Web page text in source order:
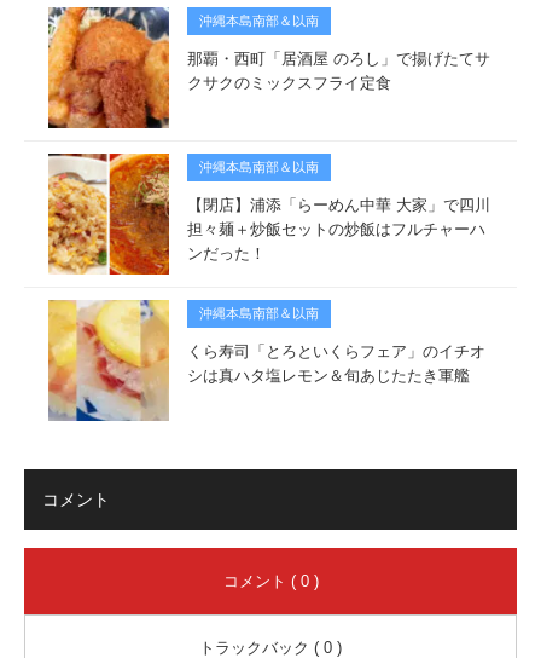
沖縄本島南部＆以南
那覇・西町「居酒屋 のろし」で揚げたてサ
クサクのミックスフライ定食
沖縄本島南部＆以南
【閉店】浦添「らーめん中華 大家」で四川
担々麺＋炒飯セットの炒飯はフルチャーハ
ンだった！
沖縄本島南部＆以南
くら寿司「とろといくらフェア」のイチオ
シは真ハタ塩レモン＆旬あじたたき軍艦
コメント
コメント ( 0 )
トラックバック ( 0 )